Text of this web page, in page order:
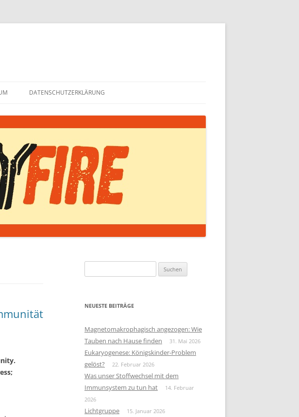
DATENSCHUTZERKLÄRUNG
nach:
NEUESTE BEITRÄGE
Magnetomakrophagisch angezogen: Wie
Tauben nach Hause finden
31. Mai 2026
Eukaryogenese: Königskinder-Problem
gelöst?
22. Februar 2026
Was unser Stoffwechsel mit dem
Immunsystem zu tun hat
14. Februar
2026
Lichtgruppe 15. Januar 2026